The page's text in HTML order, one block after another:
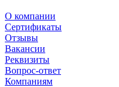
О компании
Сертификаты
Отзывы
Вакансии
Реквизиты
Вопрос-ответ
Компаниям